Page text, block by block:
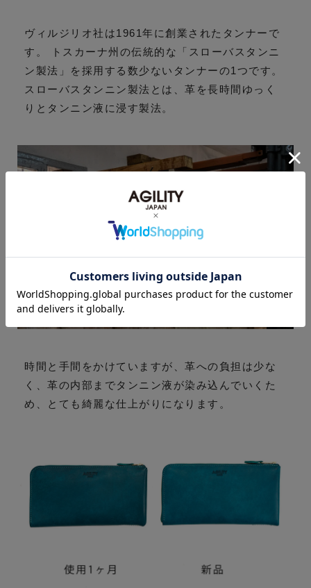
ヴィルジリオ社は1961年に創業されたタンナーで
す。 トスカーナ州の伝統的な「スローバスタンニ
ン製法」を採用する数少ないタンナーの1つです。
スローバスタンニン製法とは、革を長時間ゆっく
りとタンニン液に浸す製法。
時間と手間をかけていますが、革への負担は少な
く、革の内部までタンニン液が染み込んでいくた
め、とても綺麗な仕上がりになります。